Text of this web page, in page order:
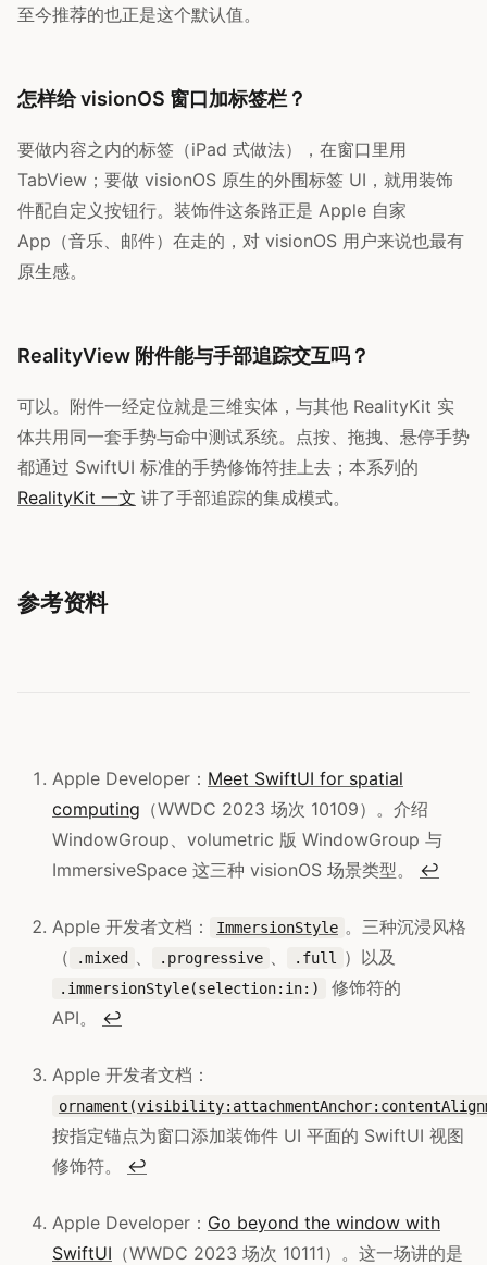
至今推荐的也正是这个默认值。
怎样给 visionOS 窗口加标签栏？
要做内容之内的标签（iPad 式做法），在窗口里用
TabView；要做 visionOS 原生的外围标签 UI，就用装饰
件配自定义按钮行。装饰件这条路正是 Apple 自家
App（音乐、邮件）在走的，对 visionOS 用户来说也最有
原生感。
RealityView 附件能与手部追踪交互吗？
可以。附件一经定位就是三维实体，与其他 RealityKit 实
体共用同一套手势与命中测试系统。点按、拖拽、悬停手势
都通过 SwiftUI 标准的手势修饰符挂上去；本系列的
RealityKit 一文 讲了手部追踪的集成模式。
参考资料
Apple Developer： Meet SwiftUI for spatial
computing （WWDC 2023 场次 10109）。介绍
WindowGroup、volumetric 版 WindowGroup 与
ImmersiveSpace 这三种 visionOS 场景类型。 ↩
Apple 开发者文档： ImmersionStyle 。三种沉浸风格
（
.mixed .progressive .full ）以及
.immersionStyle(selection:in:)
修饰符的
API。 ↩
Apple 开发者文档：
按指定锚点为窗口添加装饰件 UI 平面的 SwiftUI 视图
修饰符。 ↩
Apple Developer： Go beyond the window with
SwiftUI （WWDC 2023 场次 10111）。这一场讲的是